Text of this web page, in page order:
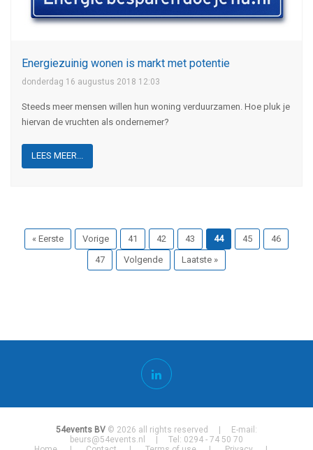
Energiezuinig wonen is markt met potentie
donderdag 16 augustus 2018 12:03
Steeds meer mensen willen hun woning verduurzamen. Hoe pluk je
hiervan de vruchten als ondernemer?
LEES MEER...
« Eerste Vorige 41 42 43 44 45
46
47
Volgende Laatste »
54events BV © 2026 all rights reserved | E-mail:
beurs@54events.nl
| Tel: 0294 - 74 50 70